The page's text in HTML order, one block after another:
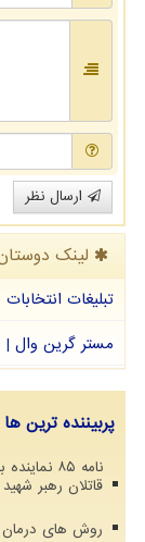
ارسال نظر
لینک
تبلیغات
مستر گرین وال |
پربیننده ترین ها
نامه ۸۵
قاتلان رهبر
روش های